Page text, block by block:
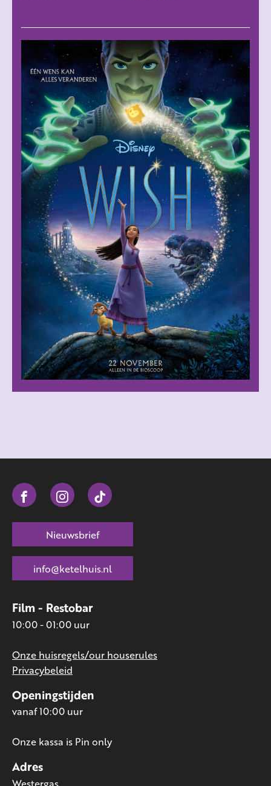
Adres
Openingstijden
vanaf 10:00 uur
Onze kassa is Pin only
Film - Restobar
10:00 - 01:00 uur
Onze huisregels/our houserules
Privacybeleid
Nieuwsbrief
info@ketelhuis.nl